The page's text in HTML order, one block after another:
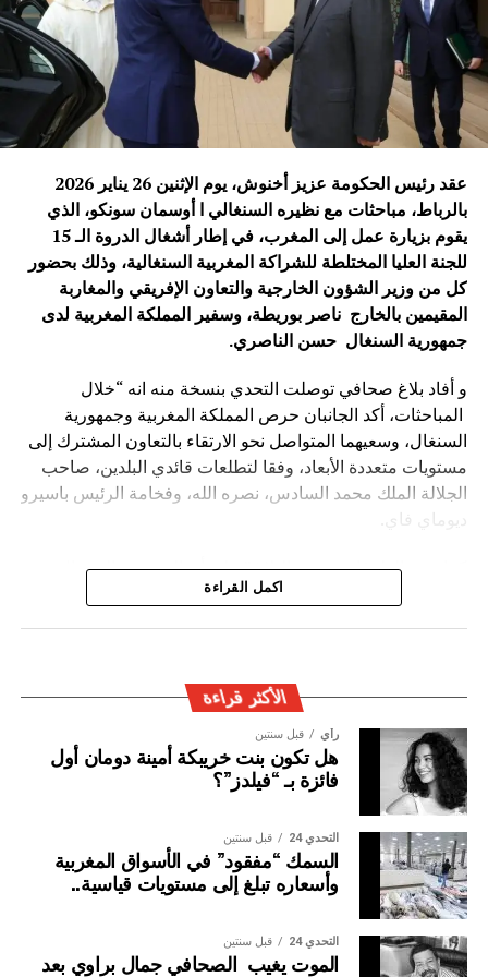
الشعوب الإفريقية والصينية وتساهم في تحقيق التنمية المشتركة
والسلام والاستقرار على المستوى الدولي.
ويأتي هذا اللقاء في وقت تشهد فيه العلاقات الصينية الإفريقية
زخماً متزايداً، مدفوعاً برؤية مشتركة تقوم على التعاون
والتضامن وتحقيق المصالح المتبادلة، بما يعزز مكانة هذه
الشراكة كإحدى أهم العلاقات الدولية في القرن الحادي
والعشرين.
محمد نبيل – بكين
الصورة: منتدى التعاون الصيني-الإفريقي، بكين — المصدر: ويكيميديا كومنز
(رخصة CC BY-SA 4.0).
عقد رئيس الحكومة عزيز أخنوش، يوم الإثنين 26 يناير 2026
بالرباط، مباحثات مع نظيره ‏السنغالي ا أوسمان ‏سونكو، الذي
يقوم بزيارة عمل إلى المغرب، في إطار أشغال الدروة الـ 15
للجنة العليا المختلطة للشراكة المغربية السنغالية، وذلك بحضور
كل من وزير الشؤون الخارجية والتعاون الإفريقي والمغاربة
المقيمين بالخارج ناصر بوريطة، وسفير المملكة المغربية لدى
جمهورية السنغال حسن الناصري.
و أفاد بلاغ صحافي توصلت التحدي بنسخة منه انه “خلال
المباحثات، أكد الجانبان حرص المملكة المغربية وجمهورية
السنغال، وسعيهما المتواصل نحو الارتقاء بالتعاون المشترك إلى
مستويات متعددة الأبعاد، وفقا لتطلعات قائدي البلدين، صاحب
الجلالة الملك محمد السادس، نصره الله، وفخامة الرئيس باسيرو
كما شدد الطرفان يضيف البلاغ ” على أن المغرب والسنغال
سيظلان وفيّين لروح الأخوة والتضامن والاحترام التي كرسها كل
اكمل القراءة
الأكثر قراءة
رأي قبل سنتين
هل تكون بنت خريبكة أمينة دومان أول
فائزة بـ “فيلدز”؟
التحدي 24 قبل سنتين
السمك “مفقود” في الأسواق المغربية
وأسعاره تبلغ إلى مستويات قياسية..
التحدي 24 قبل سنتين
الموت يغيب الصحافي جمال براوي بعد